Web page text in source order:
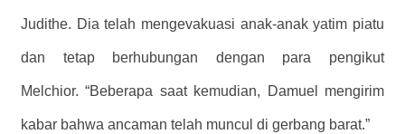
Judithe. Dia telah mengevakuasi anak-anak yatim piatu
dan tetap berhubungan dengan para pengikut
Melchior. “Beberapa saat kemudian, Damuel mengirim
kabar bahwa ancaman telah muncul di gerbang barat.”